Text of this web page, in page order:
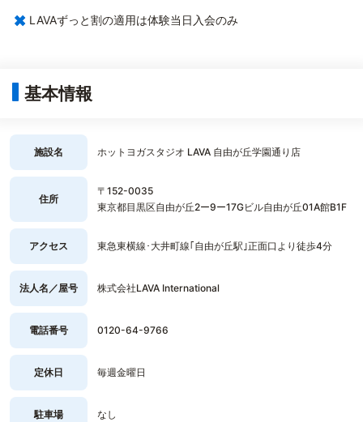
× LAVAずっと割の適用は体験当日入会のみ
基本情報
施設名 ホットヨガスタジオ LAVA 自由が丘学園通り店
住所
〒152-0035
東京都目黒区自由が丘2ー9ー17Gビル自由が丘01A館B1F
アクセス 東急東横線･大井町線｢自由が丘駅｣正面口より徒歩4分
法人名／屋号 株式会社LAVA International
電話番号 0120-64-9766
定休日 毎週金曜日
駐車場 なし